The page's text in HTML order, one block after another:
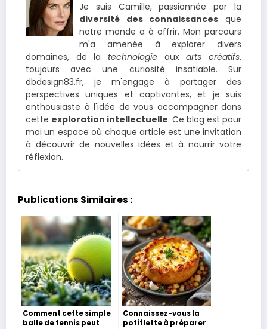
Je suis Camille, passionnée par la
diversité des connaissances que
notre monde a à offrir. Mon parcours
m'a amenée à explorer divers
domaines, de la technologie auxarts créatifs,
toujours avec une curiosité insatiable. Sur
dbdesign83.fr, je m'engage à partager des
perspectives uniques et captivantes, et je suis
enthousiaste à l'idée de vous accompagner dans
cette exploration intellectuelle. Ce blog est pour
moi un espace où chaque article est une invitation
à découvrir de nouvelles idées et à nourrir votre
réflexion.
Publications Similaires :
Comment cette simple
balle de tennis peut
Connaissez-vous la
potiflette à préparer